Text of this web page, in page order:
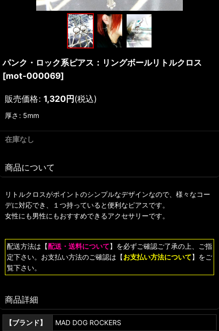
パンク・ロック系ピアス：リングボールリトルクロス
[mot-000069]
販売価格: 1,320円(税込)
厚さ : 5mm
在庫なし
商品について
リトルクロスがポイントのシンプルなデザインなので、様々なコー
デに対応でき、１つ持っていると便利なピアスです。
女性にも男性にもおすすめできるアクセサリーです。
配送方法は【配送・送料について】を必ずご確認ご了承の上、ご指
定下さい。お支払い方法のご確認は【お支払い方法について】をご
覧下さい。
商品詳細
【ブランド】
MAD DOG ROCKERS